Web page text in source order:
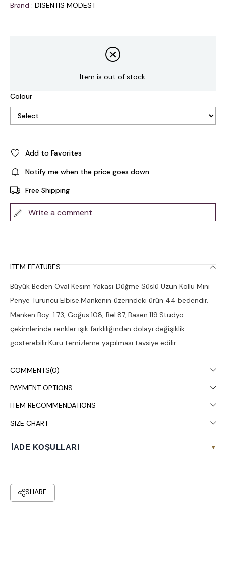
Brand : DISENTIS MODEST
Item is out of stock.
Colour
Add to Favorites
Notify me when the price goes down
Free Shipping
Write a comment
ITEM FEATURES
Büyük Beden Oval Kesim Yakası Düğme Süslü Uzun Kollu Mini
Penye Turuncu Elbise.Mankenin üzerindeki ürün 44 bedendir.
Manken Boy: 1.73, Göğüs:108, Bel:87, Basen:119.Stüdyo
çekimlerinde renkler ışık farklılığından dolayı değişiklik
gösterebilir.Kuru temizleme yapılması tavsiye edilir.
COMMENTS(0)
PAYMENT OPTIONS
ITEM RECOMMENDATIONS
SIZE CHART
İADE KOŞULLARI ▾